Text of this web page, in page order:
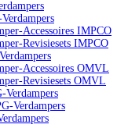
Accessoires IMPCO
Revisiesets IMPCO
Accessoires OMVL
Revisiesets OMVL
Verdampers
Verdampers